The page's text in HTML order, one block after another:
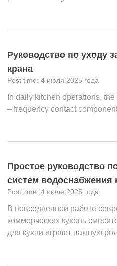
Руководство по уходу
крана
4 июля 2025 года
In daily kitchen operations,
– frequency contact
Простое руководство
систем водоснабжения
4 июля 2025 года
В повседневной работе
коммерческих кухонь
для кухни играют важную